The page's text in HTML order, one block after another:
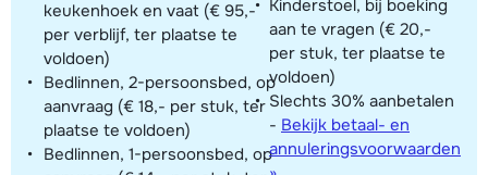
keukenhoek en vaat (€ 95,-
per verblijf, ter plaatse te
voldoen)
Bedlinnen, 2-persoonsbed, op
aanvraag (€ 18,- per stuk, ter
plaatse te voldoen)
Bedlinnen, 1-persoonsbed, op
Kinderstoel, bij boeking
aan te vragen (€ 20,-
per stuk, ter plaatse te
voldoen)
Slechts 30% aanbetalen
- Bekijk betaal- en
annuleringsvoorwaarden